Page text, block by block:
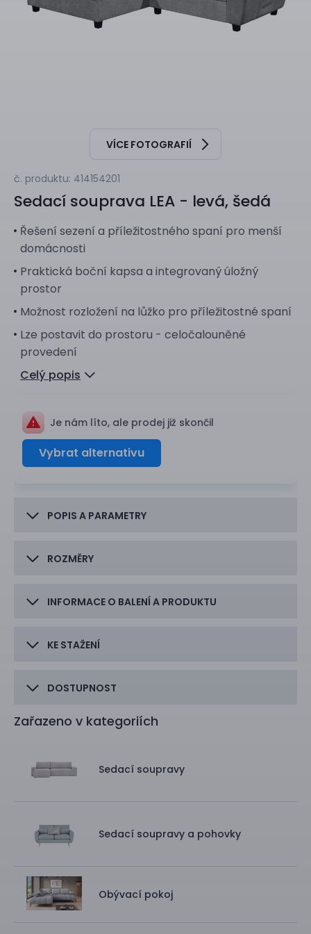
VÍCE FOTOGRAFIÍ
č. produktu: 414154201
Sedací souprava LEA - levá, šedá
Řešení sezení a příležitostného spaní pro menší
domácnosti
Praktická boční kapsa a integrovaný úložný
prostor
Možnost rozložení na lůžko pro příležitostné spaní
Lze postavit do prostoru - celočalouněné
provedení
Celý popis
Je nám líto, ale prodej již skončil
Vybrat alternativu
POPIS A PARAMETRY
ROZMĚRY
INFORMACE O BALENÍ A PRODUKTU
KE STAŽENÍ
DOSTUPNOST
Zařazeno v kategoriích
Sedací soupravy
Sedací soupravy a pohovky
Obývací pokoj